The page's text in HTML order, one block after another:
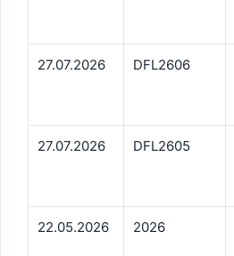
27.07.2026 DFL2606
27.07.2026 DFL2605
22.05.2026 2026